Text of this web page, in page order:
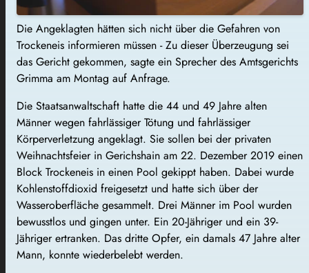
Die Angeklagten hätten sich nicht über die Gefahren von
Trockeneis informieren müssen - Zu dieser Überzeugung sei
das Gericht gekommen, sagte ein Sprecher des Amtsgerichts
Grimma am Montag auf Anfrage.
Die Staatsanwaltschaft hatte die 44 und 49 Jahre alten
Männer wegen fahrlässiger Tötung und fahrlässiger
Körperverletzung angeklagt. Sie sollen bei der privaten
Weihnachtsfeier in Gerichshain am 22. Dezember 2019 einen
Block Trockeneis in einen Pool gekippt haben. Dabei wurde
Kohlenstoffdioxid freigesetzt und hatte sich über der
Wasseroberfläche gesammelt. Drei Männer im Pool wurden
bewusstlos und gingen unter. Ein 20-Jähriger und ein 39-
Jähriger ertranken. Das dritte Opfer, ein damals 47 Jahre alter
Mann, konnte wiederbelebt werden.